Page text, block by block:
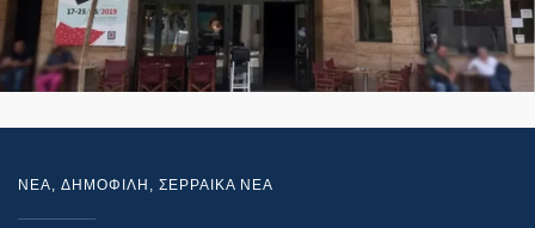
NEA, ΔΗΜΟΦΙΛΗ , ΣΕΡΡΑΙΚΑ ΝΕΑ